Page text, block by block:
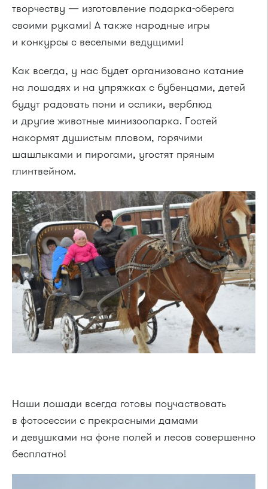
творчеству — изготовление подарка-оберега
своими руками! А также народные игры
и конкурсы с веселыми ведущими!
Как всегда, у нас будет организовано катание
на лошадях и на упряжках с бубенцами, детей
будут радовать пони и ослики, верблюд
и другие животные минизоопарка. Гостей
накормят душистым пловом, горячими
шашлыками и пирогами, угостят пряным
глинтвейном.
Наши лошади всегда готовы поучаствовать
в фотосессии с прекрасными дамами
и девушками на фоне полей и лесов совершенно
бесплатно!